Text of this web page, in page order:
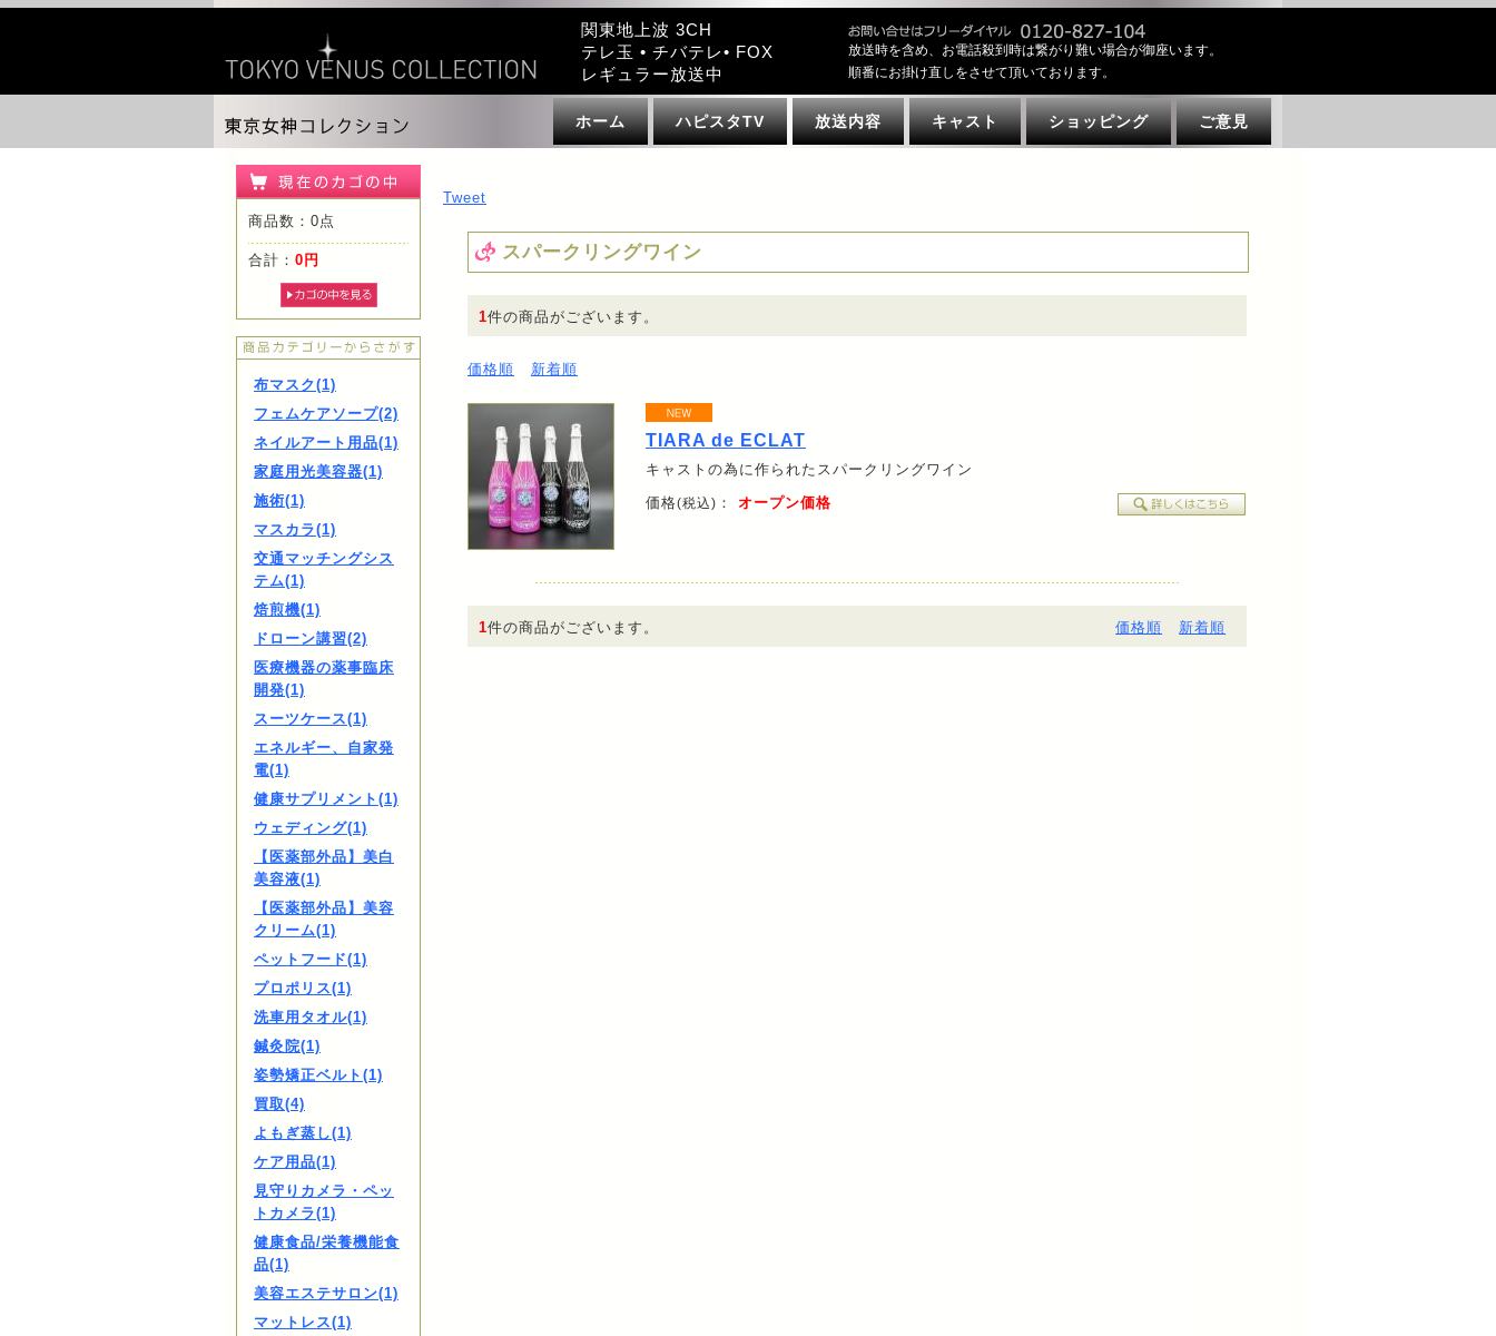
関東地上波 3CH
テレ玉 • チバテレ• FOX
レギュラー放送中
放送時を含め、お電話殺到時は繋がり難い場合が御座います。
順番にお掛け直しをさせて頂いております。
ホーム ハピスタTV 放送内容 キャスト ショッピング ご意見
商品数：0点
合計： 0円
布マスク(1)
フェムケアソープ(2)
ネイルアート用品(1)
家庭用光美容器(1)
施術(1)
マスカラ(1)
交通マッチングシス
テム(1)
焙煎機(1)
ドローン講習(2)
医療機器の薬事臨床
開発(1)
スーツケース(1)
エネルギー、自家発
電(1)
健康サプリメント(1)
ウェディング(1)
【医薬部外品】美白
美容液(1)
【医薬部外品】美容
クリーム(1)
ペットフード(1)
プロポリス(1)
洗車用タオル(1)
鍼灸院(1)
姿勢矯正ベルト(1)
買取(4)
よもぎ蒸し(1)
ケア用品(1)
見守りカメラ・ペッ
トカメラ(1)
健康食品/栄養機能食
品(1)
美容エステサロン(1)
マットレス(1)
Tweet
スパークリングワイン
1件の商品がございます。
価格順 新着順
TIARA de ECLAT
キャストの為に作られたスパークリングワイン
価格(税込) ： オープン価格
1件の商品がございます。 価格順 新着順